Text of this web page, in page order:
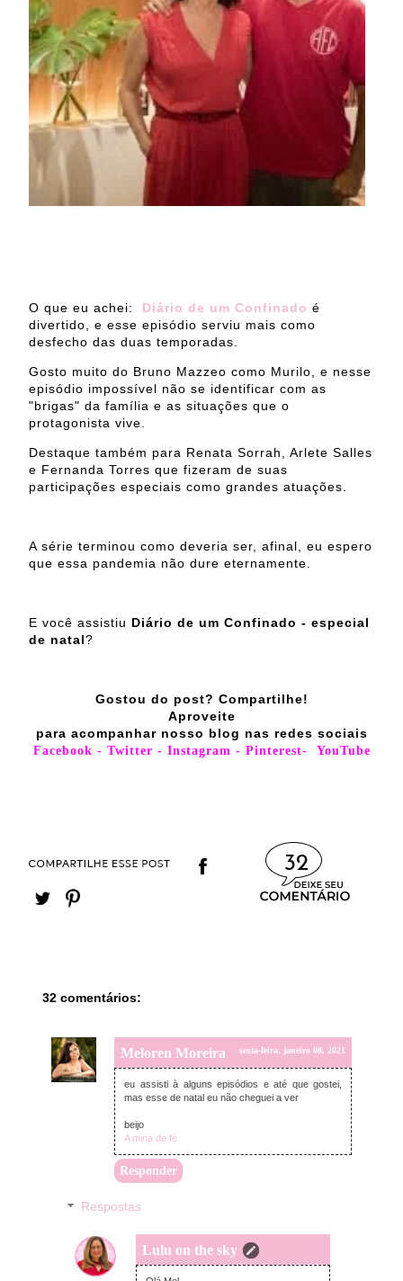
O que eu achei: Diário de um Confinado é
divertido, e esse episódio serviu mais como
desfecho das duas temporadas.
Gosto muito do Bruno Mazzeo como Murilo, e nesse
episódio impossível não se identificar com as
"brigas" da família e as situações que o
protagonista vive.
Destaque também para Renata Sorrah, Arlete Salles
e Fernanda Torres que fizeram de suas
participações especiais como grandes atuações.
A série terminou como deveria ser, afinal, eu espero
que essa pandemia não dure eternamente.
E você assistiu Diário de um Confinado - especial
de natal?
Gostou do post? Compartilhe!
Aproveite
para acompanhar nosso blog nas redes sociais
Facebook - Twitter - Instagram - Pinterest- YouTube
32
32 comentários:
Meloren Moreira sexta-feira, janeiro 08, 2021
eu assisti à alguns episódios e até que gostei,
mas esse de natal eu não cheguei a ver
beijo
A mina de fé
Responder
Respostas
Lulu on the sky
domingo, janeiro 10, 2021